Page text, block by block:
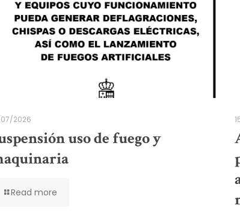
07/2026
uso de fuego y
Read more